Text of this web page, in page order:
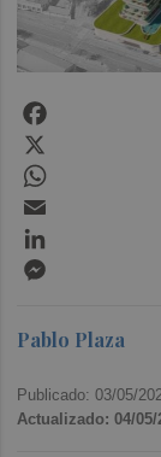
Pablo Plaza
Publicado: 03/05/
Actualizado: 04/05/